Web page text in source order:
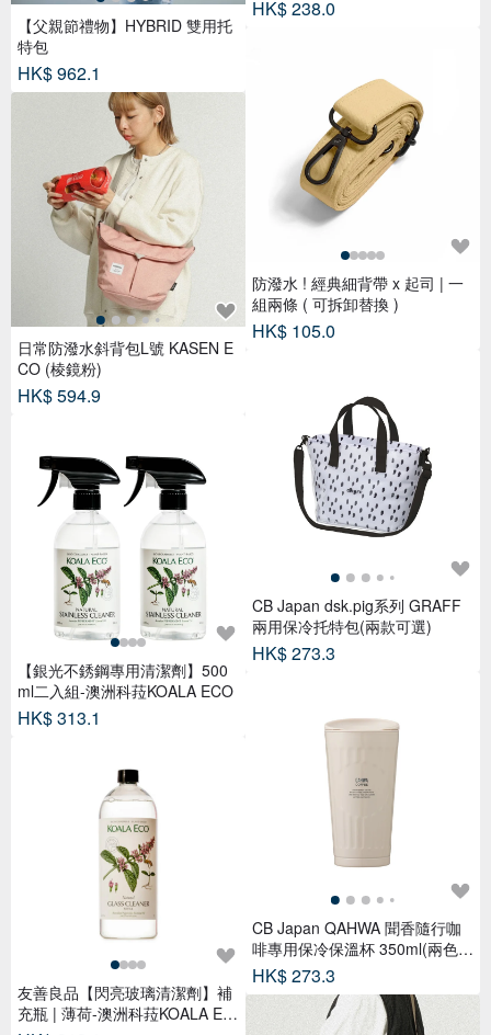
【父親節禮物】HYBRID 雙用托
特包
HK$ 962.1
日常防潑水斜背包L號 KASEN E
CO (棱鏡粉)
HK$ 594.9
【銀光不銹鋼專用清潔劑】500
ml二入組-澳洲科菈KOALA ECO
HK$ 313.1
友善良品【閃亮玻璃清潔劑】補
充瓶 | 薄荷-澳洲科菈KOALA EC
HK$ 238.0
防潑水 ! 經典細背帶 x 起司 | 一
組兩條 ( 可拆卸替換 )
HK$ 105.0
CB Japan dsk.pig系列 GRAFF
兩用保冷托特包(兩款可選)
HK$ 273.3
CB Japan QAHWA 聞香隨行咖
啡專用保冷保溫杯 350ml(兩色可
選)
HK$ 273.3